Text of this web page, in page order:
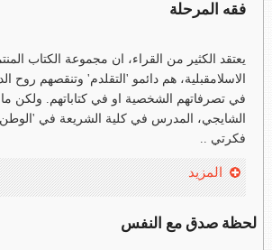
فقه المرحلة
يعتقد الكثير من القراء، ان مجموعة الكتاب
الاسلامقبلية، هم دائمو 'التقلدم' وتنقصهم روح
في تصرفاتهم الشخصية او في كتاباتهم. ولكن ما
فكرتي ..
المزيد
لحظة صدق مع النفس